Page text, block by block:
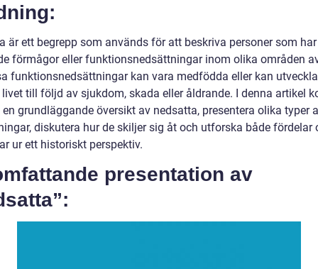
är ett begrepp som används för att beskriva personer som har
förmågor eller funktionsnedsättningar inom olika områden
funktionsnedsättningar kan vara medfödda eller kan
livet till följd av sjukdom, skada eller åldrande. I denna artikel
grundläggande översikt av nedsatta, presentera olika typer
diskutera hur de skiljer sig åt och utforska både fördelar
ur ett historiskt perspektiv.
presentation av